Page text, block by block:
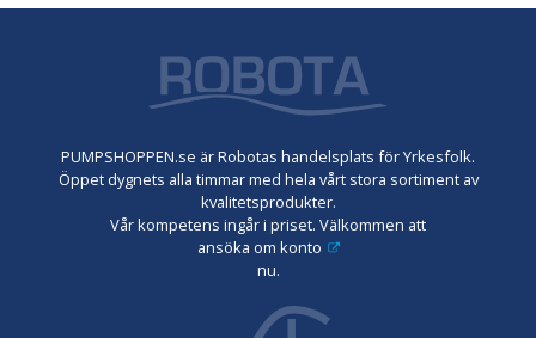
PUMPSHOPPEN.se är Robotas handelsplats för Yrkesfolk.
Öppet dygnets alla timmar med hela vårt stora sortiment av
kvalitetsprodukter.
Vår kompetens ingår i priset. Välkommen att
ansöka om konto
nu.